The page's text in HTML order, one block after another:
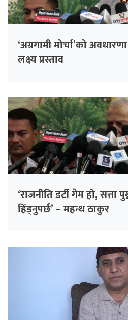
‘अग्रगामी मोर्चा’को
लक्ष्य प्रस्ताव
‘राजनीति डर्टी गेम हो, सत्ता
हिँड्नुपर्छ’ – महन्थ ठाकुर